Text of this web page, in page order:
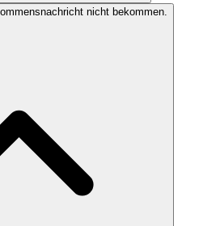
nicht bekommen.